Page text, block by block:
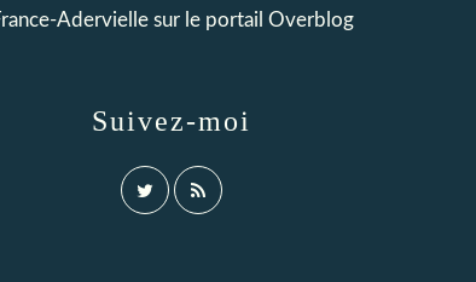
Suivez-moi
Aderviellesur le portail Overblog